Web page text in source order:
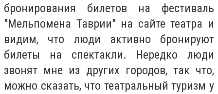
бронирования билетов на фестиваль
"Мельпомена Таврии" на сайте театра и
видим, что люди активно бронируют
билеты на спектакли. Нередко люди
звонят мне из других городов, так что,
можно сказать, что театральный туризм у